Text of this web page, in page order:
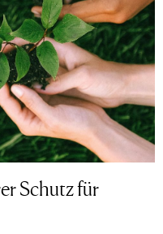
Schutz für